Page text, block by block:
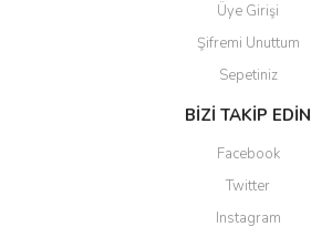
Üye Girişi
Şifremi Unuttum
Sepetiniz
BİZİ TAKİP EDİN
Facebook
Twitter
Instagram